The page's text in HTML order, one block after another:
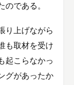
である。
り上げながら
も取材を受け
起こらなかっ
グがあったか